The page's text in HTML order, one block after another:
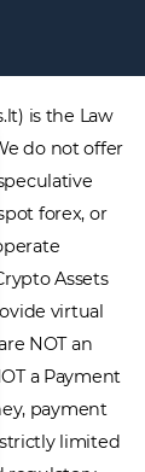
is the Law
do not offer
forex, or
Assets
virtual
NOT an
a Payment
payment
strictly limited